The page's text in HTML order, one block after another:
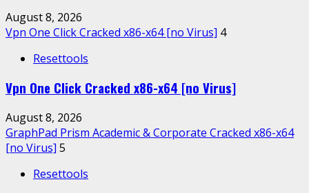
August 8, 2026
Vpn One Click Cracked x86-x64 [no Virus] 4
Resettools
Vpn One Click Cracked x86-x64 [no Virus]
August 8, 2026
GraphPad Prism Academic & Corporate Cracked x86-x64
[no Virus] 5
Resettools